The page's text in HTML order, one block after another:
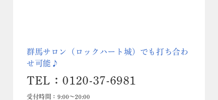
群馬サロン（ロックハート城）でも打ち合わ
せ可能♪
TEL：0120-37-6981
受付時間：9:00～20:00